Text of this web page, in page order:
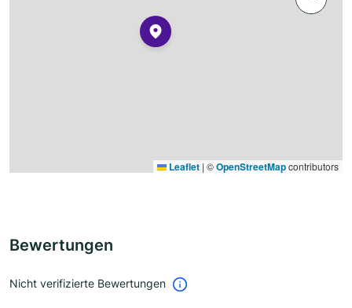
Leaflet | ©OpenStreetMapcontributors
Bewertungen
Nicht verifizierte Bewertungen